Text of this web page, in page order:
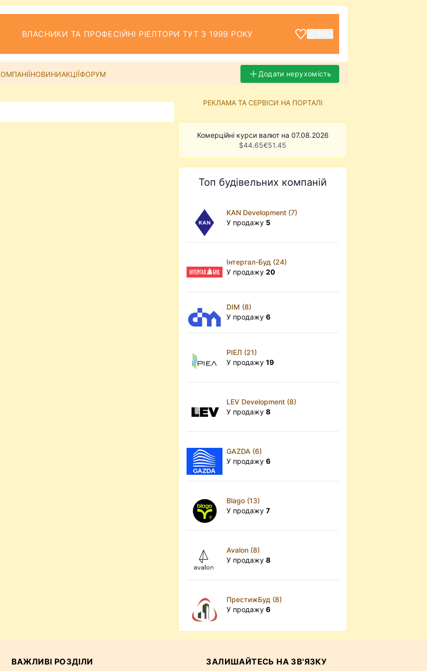
ВЛАСНИКИ ТА ПРОФЕСІЙНІ РІЕЛТОРИ ТУТ З 1999 РОКУ
НОВИНИАКЦІЇФОРУМ Додати нерухомість
РЕКЛАМА ТА СЕРВІСИ НА ПОРТАЛІ
Комерційні курси валют на 07.08.2026
$44.65€51.45
Топ будівельних компаній
KAN Development (7)
У продажу 5
Інтергал-Буд (24)
У продажу20
DIM (8)
У продажу6
РІЕЛ (21)
У продажу19
LEV Development (8)
У продажу8
GAZDA (6)
У продажу6
Blago (13)
У продажу7
Avalon (8)
У продажу8
ПрестижБуд (8)
У продажу6
ВАЖЛИВІ РОЗДІЛИ ЗАЛИШАЙТЕСЬ НА ЗВ'ЯЗКУ